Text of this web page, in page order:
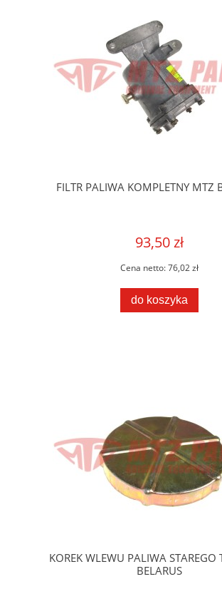
FILTR PALIWA KOMPLETNY MTZ
93,50 zł
Cena netto:76,02 zł
do koszyka
KOREK WLEWU PALIWA STAREGO
BELARUS